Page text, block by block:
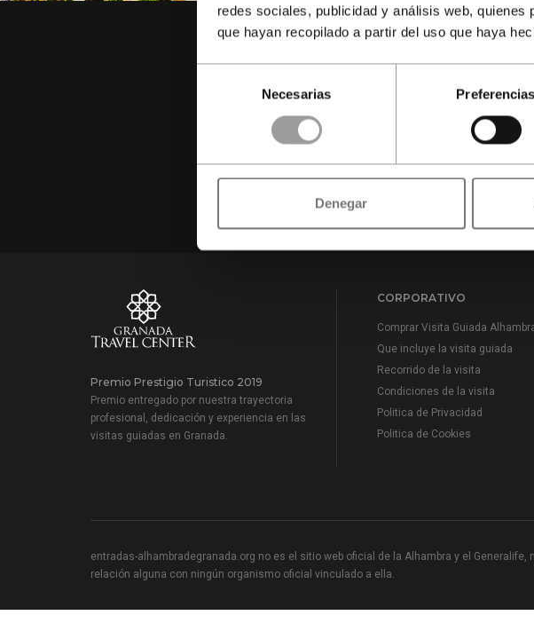
redes sociales, publicidad y análisis web,
que hayan recopilado a partir del uso que haya
consentimiento
Necesarias Preferencias
Denegar
Agente
entradas a la
Reserve online
Premio Prestigio Turistico 2019
Premio entregado por nuestra trayectoria
profesional, dedicación y experiencia en las
visitas guiadas en Granada.
CORPORATIVO
Comprar Visita Guiada
Que incluye la visita guiada
Recorrido de la visita
Condiciones de la visita
Politica de Privacidad
Politica de Cookies
entradas-alhambradegranada.org no es el sitio web oficial de la Alhambra y el Generalife,
relación alguna con ningún organismo oficial vinculado a ella.